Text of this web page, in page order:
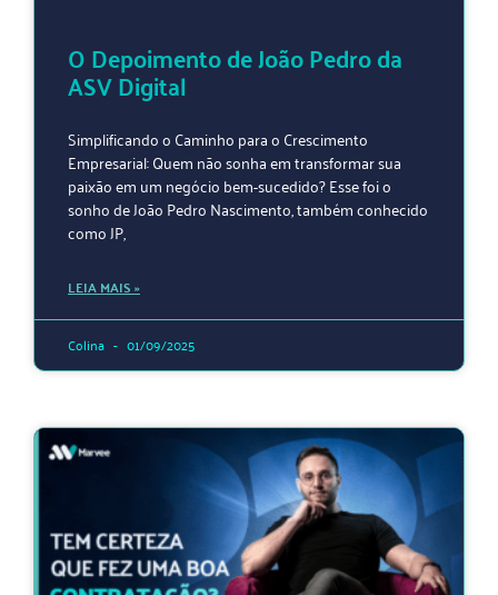
O Depoimento de João Pedro da
ASV Digital
Simplificando o Caminho para o Crescimento
Empresarial: Quem não sonha em transformar sua
paixão em um negócio bem-sucedido? Esse foi o
sonho de João Pedro Nascimento, também conhecido
como JP,
LEIA MAIS »
Colina 01/09/2025